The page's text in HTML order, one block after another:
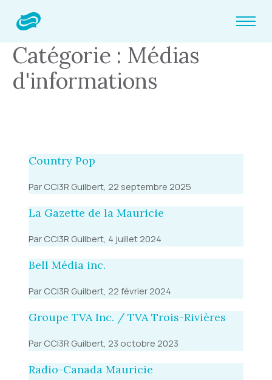
Catégorie : Médias
d'informations
Country Pop
Par CCI3R Guilbert, 22 septembre 2025
La Gazette de la Mauricie
Par CCI3R Guilbert, 4 juillet 2024
Bell Média inc.
Par CCI3R Guilbert, 22 février 2024
Groupe TVA Inc. / TVA Trois-Rivières
Par CCI3R Guilbert, 23 octobre 2023
Radio-Canada Mauricie